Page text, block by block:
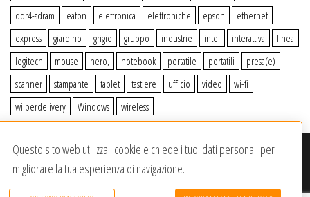
ddr4-sdram
eaton elettronica elettroniche epson
ethernet
express
giardino grigio gruppo industrie intel interattiva
linea
logitech
mouse nero, notebook portatile portatili
presa(e)
scanner
stampante tablet tastiere ufficio video
wi-fi
wiiperdelivery
Windows wireless
© 2020-2023Wiiper Store . Tutti i diritti riservati|Offerto da:
Dracma Service S.R.L.
Questo sito web utilizza i cookie e chiede i tuoi dati personali per
migliorare la tua esperienza di navigazione.